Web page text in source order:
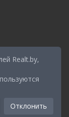
Realt.by,
Отклонить